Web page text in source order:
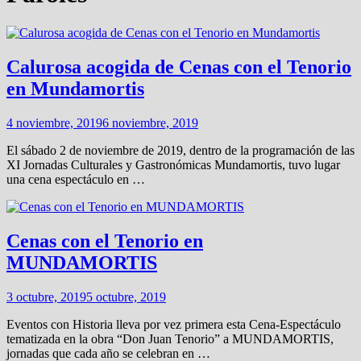
Calurosa acogida de Cenas con el Tenorio
en Mundamortis
4 noviembre, 20196 noviembre, 2019
El sábado 2 de noviembre de 2019, dentro de la programación de las
XI Jornadas Culturales y Gastronómicas Mundamortis, tuvo lugar
una cena espectáculo en …
Cenas con el Tenorio en
MUNDAMORTIS
3 octubre, 20195 octubre, 2019
Eventos con Historia lleva por vez primera esta Cena-Espectáculo
tematizada en la obra “Don Juan Tenorio” a MUNDAMORTIS,
jornadas que cada año se celebran en …